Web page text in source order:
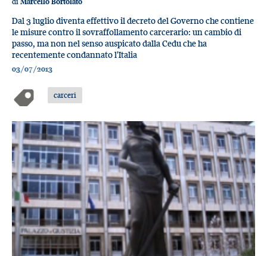
Dal 3 luglio diventa effettivo il decreto del Governo che contiene
le misure contro il sovraffollamento carcerario: un cambio di
passo, ma non nel senso auspicato dalla Cedu che ha
recentemente condannato l'Italia
03/07/2013
carceri